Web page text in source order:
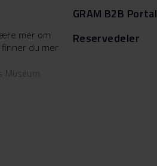
mer om
finner du mer
Museum
GRAM B2B Portal
Reservedeler